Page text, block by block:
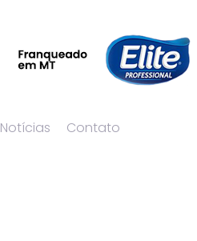
Notícias Contato